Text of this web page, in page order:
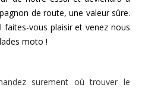
de route, une valeur sûre.
faites-vous plaisir et venez nous
moto !
surement où trouver le